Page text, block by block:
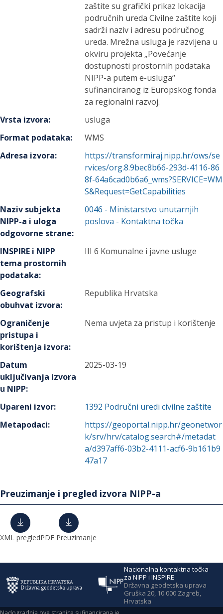
zaštite su grafički prikaz lokacija
područnih ureda Civilne zaštite koji
sadrži naziv i adresu područnog
ureda. Mrežna usluga je razvijena u
okviru projekta „Povećanje
dostupnosti prostornih podataka
NIPP-a putem e-usluga“
sufinanciranog iz Europskog fonda
za regionalni razvoj.
Vrsta izvora:
usluga
Format podataka:
WMS
Adresa izvora:
https://transformiraj.nipp.hr/ows/se
rvices/org.8.9bec8b66-293d-4116-86
8f-64a6cad0b6a6_wms?SERVICE=WM
S&Request=GetCapabilities
Naziv subjekta
NIPP-a i uloga
odgovorne strane:
0046 - Ministarstvo unutarnjih
poslova - Kontaktna točka
INSPIRE i NIPP
tema prostornih
podataka:
III 6 Komunalne i javne usluge
Geografski
obuhvat izvora:
Republika Hrvatska
Ograničenje
pristupa i
korištenja izvora:
Nema uvjeta za pristup i korištenje
Datum
uključivanja izvora
u NIPP:
2025-03-19
Upareni izvor: 1392 Područni uredi civilne zaštite
Metapodaci:
https://geoportal.nipp.hr/geonetwor
k/srv/hrv/catalog.search#/metadat
a/d397aff6-03b2-4111-acf6-9b161b9
47a17
Preuzimanje i pregled izvora NIPP-a
XML pregledPDF Preuzimanje
Nacionalna kontaktna točka
za NIPP i INSPIRE
Državna geodetska uprava
Gruška 20, 10 000 Zagreb,
Hrvatska